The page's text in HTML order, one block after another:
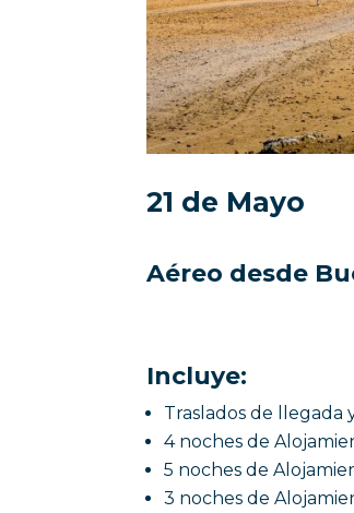
21 de Mayo
Aéreo desde
Incluye:
Traslados de llegada
4 noches de
5 noches de
3 noches de